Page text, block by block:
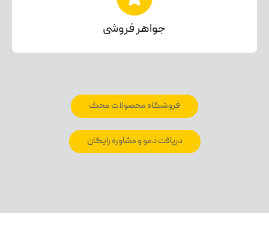
جواهر فروشی
فروشگاه محصولات محک
دریافت دمو و مشاوره رایگان